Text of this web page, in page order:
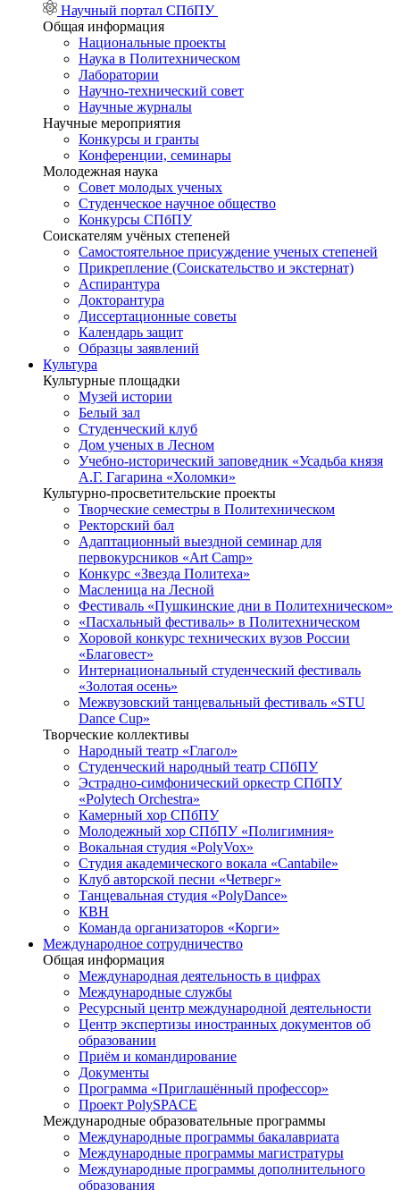
Научный портал СПбПУ
Общая информация
Национальные проекты
Наука в Политехническом
Лаборатории
Научно-технический совет
Научные журналы
Научные мероприятия
Конкурсы и гранты
Конференции, семинары
Молодежная наука
Совет молодых ученых
Студенческое научное общество
Конкурсы СПбПУ
Соискателям учёных степеней
Самостоятельное присуждение ученых степеней
Прикрепление (Соискательство и экстернат)
Аспирантура
Докторантура
Диссертационные советы
Календарь защит
Образцы заявлений
Культура
Культурные площадки
Музей истории
Белый зал
Студенческий клуб
Дом ученых в Лесном
Учебно-исторический заповедник «Усадьба князя
А.Г. Гагарина «Холомки»
Культурно-просветительские проекты
Творческие семестры в Политехническом
Ректорский бал
Адаптационный выездной семинар для
первокурсников «Art Camp»
Конкурс «Звезда Политеха»
Масленица на Лесной
Фестиваль «Пушкинские дни в Политехническом»
«Пасхальный фестиваль» в Политехническом
Хоровой конкурс технических вузов России
«Благовест»
Интернациональный студенческий фестиваль
«Золотая осень»
Межвузовский танцевальный фестиваль «STU
Dance Cup»
Творческие коллективы
Народный театр «Глагол»
Студенческий народный театр СПбПУ
Эстрадно-симфонический оркестр СПбПУ
«Polytech Orchestra»
Камерный хор СПбПУ
Молодежный хор СПбПУ «Полигимния»
Вокальная студия «PolyVox»
Студия академического вокала «Cantabile»
Клуб авторской песни «Четверг»
Танцевальная студия «PolyDance»
КВН
Команда организаторов «Корги»
Международное сотрудничество
Общая информация
Международная деятельность в цифрах
Международные службы
Ресурсный центр международной деятельности
Центр экспертизы иностранных документов об
образовании
Приём и командирование
Документы
Программа «Приглашённый профессор»
Проект PolySPACE
Международные образовательные программы
Международные программы бакалавриата
Международные программы магистратуры
Международные программы дополнительного
образования